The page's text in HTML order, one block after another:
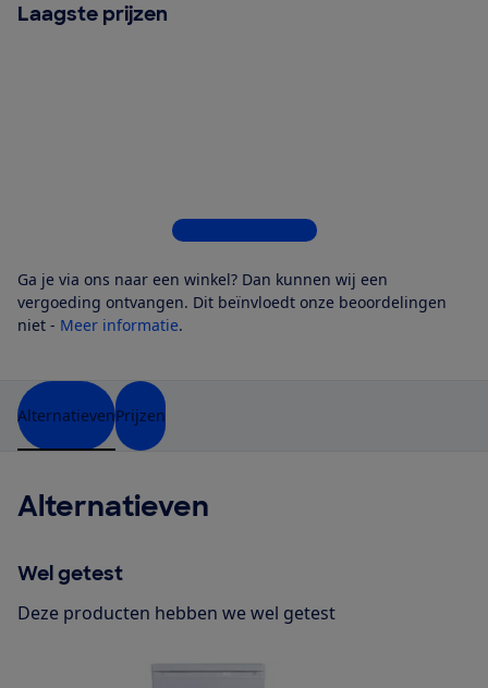
Laagste prijzen
Bekijk alle 5 winkels
Ga je via ons naar een winkel? Dan kunnen wij een
vergoeding ontvangen. Dit beïnvloedt onze beoordelingen
niet - Meer informatie.
AlternatievenPrijzen
Alternatieven
Wel getest
Deze producten hebben we wel getest